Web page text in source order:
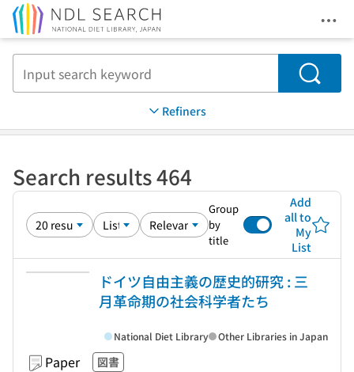
Search
Refiners
Search results 464
Group
by
title
Add
all to
My
List
ドイツ自由主義の歴史的研究 : 三
月革命期の社会科学者たち
Paper 図書
National Diet Library Other Libraries in Japan